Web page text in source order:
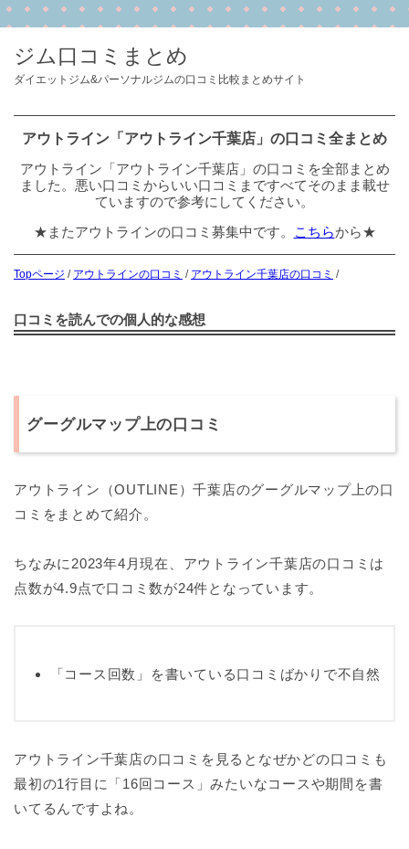
ジム口コミまとめ
ダイエットジム&パーソナルジムの口コミ比較まとめサイト
アウトライン「アウトライン千葉店」の口コミ全まとめ
アウトライン「アウトライン千葉店」の口コミを全部まとめ
ました。悪い口コミからいい口コミまですべてそのまま載せ
ていますので参考にしてください。
★またアウトラインの口コミ募集中です。
こちらから★
Topページ / アウトラインの口コミ / アウトライン千葉店の口コミ /
口コミを読んでの個人的な感想
グーグルマップ上の口コミ
アウトライン（OUTLINE）千葉店のグーグルマップ上の口
コミをまとめて紹介。
ちなみに2023年4月現在、アウトライン千葉店の口コミは
点数が4.9点で口コミ数が24件となっています。
「コース回数」を書いている口コミばかりで不自然
アウトライン千葉店の口コミを見るとなぜかどの口コミも
最初の1行目に「16回コース」みたいなコースや期間を書
いてるんですよね。